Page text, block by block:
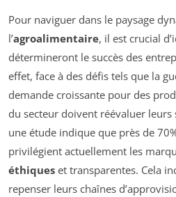
Pour naviguer dans le paysage
l’agroalimentaire, il est crucial
détermineront le succès des
effet, face à des défis tels que la
demande croissante pour des
du secteur doivent réévaluer leurs
une étude indique que près de
privilégient actuellement les
éthiques et transparentes. Cela
repenser leurs chaînes